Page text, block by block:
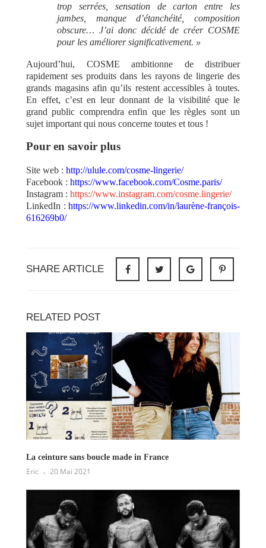
trop serrées, sensation de carton entre les
jambes, manque d’étanchéité, composition
obscure… J’ai donc décidé de créer COSME
pour les améliorer significativement. »
Aujourd’hui, COSME ambitionne de distribuer
rapidement ses produits dans les rayons de lingerie des
grands magasins afin qu’ils restent accessibles à toutes.
En effet, c’est en leur donnant de la visibilité que le
grand public comprendra enfin que les règles sont un
sujet important qui nous concerne toutes et tous !
Pour en savoir plus
Site web : http://ulule.com/cosme-lingerie/
Facebook : https://www.facebook.com/Cosme.paris/
Instagram : https://www.instagram.com/cosme.lingerie/
LinkedIn : https://www.linkedin.com/in/laurène-françois-
616269b0/
SHARE ARTICLE
RELATED POST
La ceinture sans boucle made in France
Eric 20 Mai 2021